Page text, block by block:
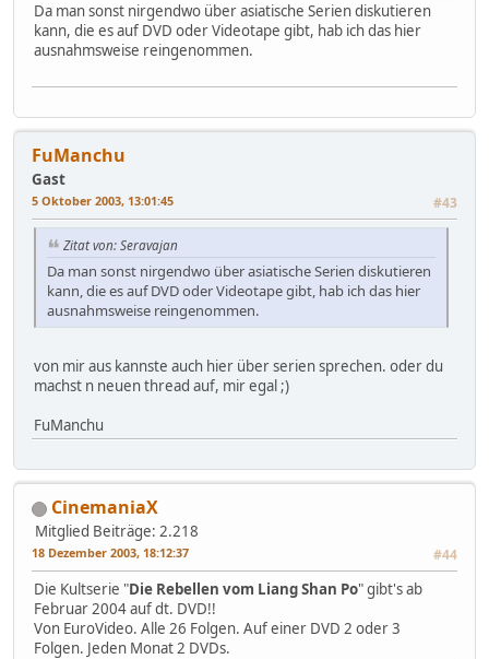
Da man sonst nirgendwo über asiatische Serien diskutieren
kann, die es auf DVD oder Videotape gibt, hab ich das hier
ausnahmsweise reingenommen.
FuManchu
Gast
5 Oktober 2003, 13:01:45 #43
Zitat von: Seravajan
Da man sonst nirgendwo über asiatische Serien diskutieren
kann, die es auf DVD oder Videotape gibt, hab ich das hier
ausnahmsweise reingenommen.
von mir aus kannste auch hier über serien sprechen. oder du
machst n neuen thread auf, mir egal ;)
FuManchu
CinemaniaX
Mitglied Beiträge: 2.218
18 Dezember 2003, 18:12:37 #44
Die Kultserie "Die Rebellen vom Liang Shan Po" gibt's ab
Februar 2004 auf dt. DVD!!
Von EuroVideo. Alle 26 Folgen. Auf einer DVD 2 oder 3
Folgen. Jeden Monat 2 DVDs.